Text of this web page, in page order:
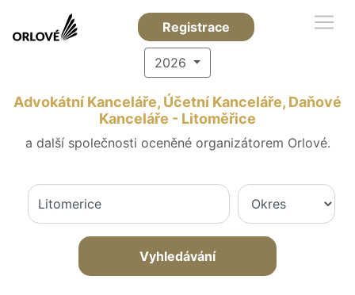
Registrace
2026
Advokátní Kanceláře, Účetní Kanceláře, Daňové
Kanceláře - Litoměřice
a další společnosti oceněné organizátorem Orlové.
Vyhledávání